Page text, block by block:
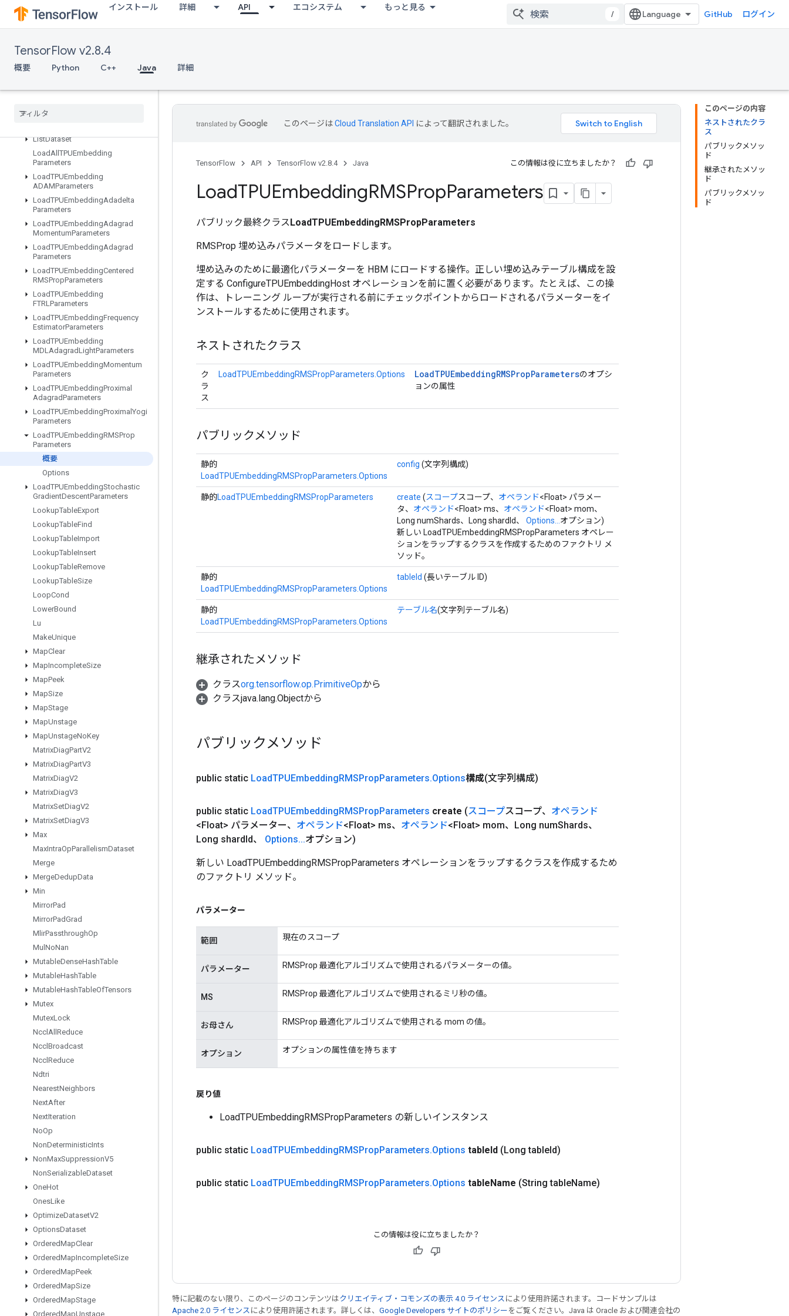
インストール 詳細 API エコシステム もっと見る
/ GitHub ログイン
TensorFlow v2.8.4
概要 Python C++ Java 詳細
IsotonicRegression
IteratorGetDevice
KmeansPlusPlusInitialization
KthOrderStatistic
LSTMBlock
ListDataset
LoadAll TPUEmbedding
Parameters
LoadTPUEmbedding
ADAMParameters
LoadTPUEmbeddingAdadelta
Parameters
LoadTPUEmbeddingAdagrad
MomentumParameters
LoadTPUEmbeddingAdagrad
Parameters
LoadTPUEmbeddingCentered
RMSPropParameters
LoadTPUEmbedding
FTRLParameters
LoadTPUEmbeddingFrequency
EstimatorParameters
LoadTPUEmbedding
MDLAdagradLightParameters
LoadTPUEmbeddingMomentum
Parameters
LoadTPUEmbeddingProximal
AdagradParameters
LoadTPUEmbeddingProximal Yogi
Parameters
LoadTPUEmbeddingRMSProp
Parameters
概要
Options
LoadTPUEmbeddingStochastic
GradientDescentParameters
LookupTableExport
LookupTableFind
LookupTableImport
LookupTableInsert
LookupTableRemove
LookupTableSize
LoopCond
LowerBound
Lu
MakeUnique
MapClear
MapIncompleteSize
MapPeek
MapSize
MapStage
MapUnstage
MapUnstageNoKey
MatrixDiagPartV2
MatrixDiagPartV3
MatrixDiagV2
MatrixDiagV3
MatrixSetDiagV2
MatrixSetDiagV3
Max
MaxIntraOpParallelismDataset
Merge
MergeDedupData
Min
MirrorPad
MirrorPadGrad
MlirPassthroughOp
Mul NoNan
MutableDenseHashTable
MutableHashTable
MutableHashTableOfTensors
Mutex
MutexLock
Nccl All Reduce
Nccl Broadcast
Nccl Reduce
Ndtri
NearestNeighbors
NextAfter
NextIteration
NoOp
NonDeterministicInts
NonMaxSuppressionV5
NonSerializableDataset
OneHot
OnesLike
OptimizeDatasetV2
OptionsDataset
OrderedMapClear
OrderedMapIncompleteSize
OrderedMapPeek
OrderedMapSize
OrderedMapStage
OrderedMapUnstage
このページの内容
ネストされたクラ
ス
パブリックメソッ
ド
継承されたメソッ
ド
パブリックメソッ
ド
このページはCloud Translation API によって翻訳されました。
TensorFlow API TensorFlow v2.8.4 Java この情報は役に立ちましたか？
LoadTPUEmbeddingRMSPropParameters
パブリック最終クラスLoadTPUEmbeddingRMSPropParameters
RMSProp 埋め込みパラメータをロードします。
埋め込みのために最適化パラメーターを HBM にロードする操作。正しい埋め込みテーブル構成を設
定する ConfigureTPUEmbeddingHost オペレーションを前に置く必要があります。たとえば、この操
作は、トレーニング ループが実行される前にチェックポイントからロードされるパラメーターをイ
ンストールするために使用されます。
ネストされたクラス
ク
ラ
ス
LoadTPUEmbeddingRMSPropParameters.Options LoadTPUEmbeddingRMSPropParametersのオプシ
ョンの属性
パブリックメソッド
静的
LoadTPUEmbeddingRMSPropParameters.Options
config (文字列構成)
静的LoadTPUEmbeddingRMSPropParameters create (スコープスコープ、 オペランド<Float> パラメー
タ、 オペランド<Float> ms、 オペランド<Float> mom、
Long numShards、Long shardId、 Options... オプション)
新しい LoadTPUEmbeddingRMSPropParameters オペレー
ションをラップするクラスを作成するためのファクトリ メ
ソッド。
静的
LoadTPUEmbeddingRMSPropParameters.Options
tableId (長いテーブル ID)
静的
LoadTPUEmbeddingRMSPropParameters.Options
テーブル名(文字列テーブル名)
継承されたメソッド
クラスorg.tensorflow.op.PrimitiveOpから
クラスjava.lang.Objectから
パブリックメソッド
public static LoadTPUEmbeddingRMSPropParameters.Options構成(文字列構成)
public static LoadTPUEmbeddingRMSPropParameters create (スコープスコープ、 オペランド
<Float> パラメーター、 オペランド<Float> ms、 オペランド<Float> mom、Long numShards、
Long shardId、 Options...オプション)
新しい LoadTPUEmbeddingRMSPropParameters オペレーションをラップするクラスを作成するため
のファクトリ メソッド。
パラメーター
範囲 現在のスコープ
パラメーター RMSProp 最適化アルゴリズムで使用されるパラメーターの値。
MS RMSProp 最適化アルゴリズムで使用されるミリ秒の値。
お母さん RMSProp 最適化アルゴリズムで使用される mom の値。
オプション オプションの属性値を持ちます
戻り値
LoadTPUEmbeddingRMSPropParameters の新しいインスタンス
public static LoadTPUEmbeddingRMSPropParameters.Options tableId (Long tableId)
public static LoadTPUEmbeddingRMSPropParameters.Options tableName (String tableName)
この情報は役に立ちましたか？
特に記載のない限り、このページのコンテンツはクリエイティブ・コモンズの表示 4.0 ライセンス により使用許諾されます。コードサンプルは
Apache 2.0 ライセンス により使用許諾されます。詳しくは、 Google Developers サイトのポリシー をご覧ください。Java は Oracle および関連会社の